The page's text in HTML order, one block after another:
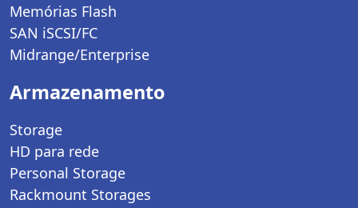
Memórias Flash
SAN iSCSI/FC
Midrange/Enterprise
Armazenamento
Storage
HD para rede
Personal Storage
Rackmount Storages